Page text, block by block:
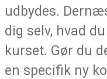
udbydes.
dig selv, hvad
kurset. Gør du
en specifik ny